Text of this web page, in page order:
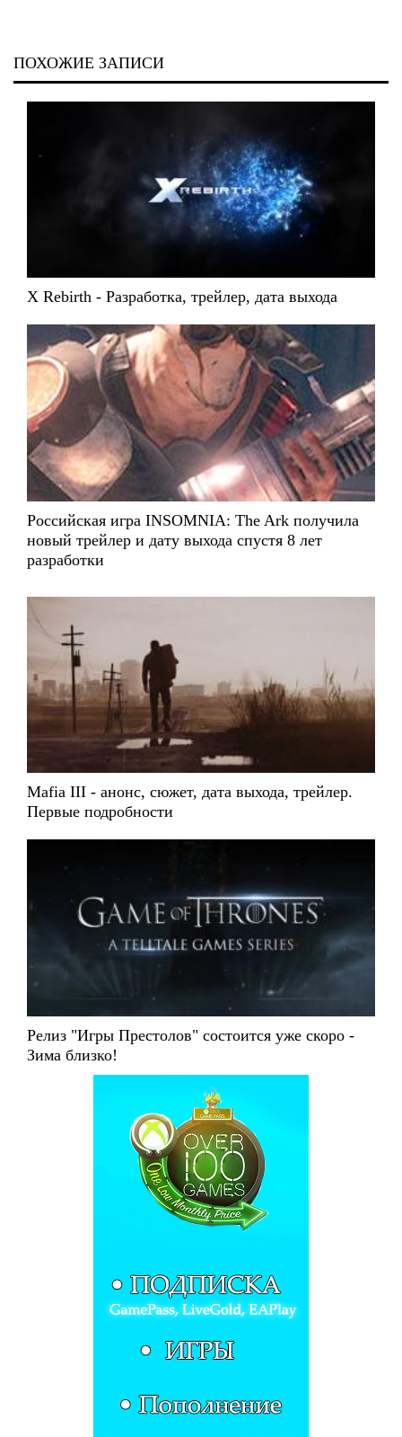
ПОХОЖИЕ ЗАПИСИ
X Rebirth - Разработка, трейлер, дата выхода
Российская игра INSOMNIA: The Ark получила
новый трейлер и дату выхода спустя 8 лет
разработки
Mafia III - анонс, сюжет, дата выхода, трейлер.
Первые подробности
Релиз "Игры Престолов" состоится уже скоро -
Зима близко!